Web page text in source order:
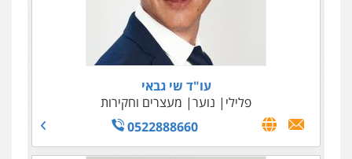
עו"ד אמיר נבון
פלילי
כלכלי
עורכי דין לענייני אסירים
עו"ד שי גבאי
פלילי
נוער
מעצרים וחקירות
0522888660
עו"ד עידית שינו-אמיתי
עורכי דין לענייני אסירים פשיעה
חמורה מעצרים וחקירות
0507587013
עו"ד נס בן נתן
פלילי כלכלי פשיעה חמורה נוער